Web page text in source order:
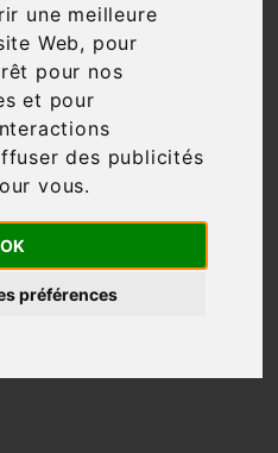
une meilleure
Web, pour
pour nos
et pour
des publicités
vous.
OK
préférences
1 article
